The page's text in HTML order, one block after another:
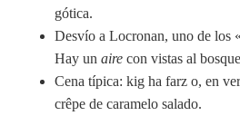
gótica.
Desvío a Locronan, uno de los
Hay un aire con vistas al
Cena típica: kig ha farz o, en
crêpe de caramelo salado.